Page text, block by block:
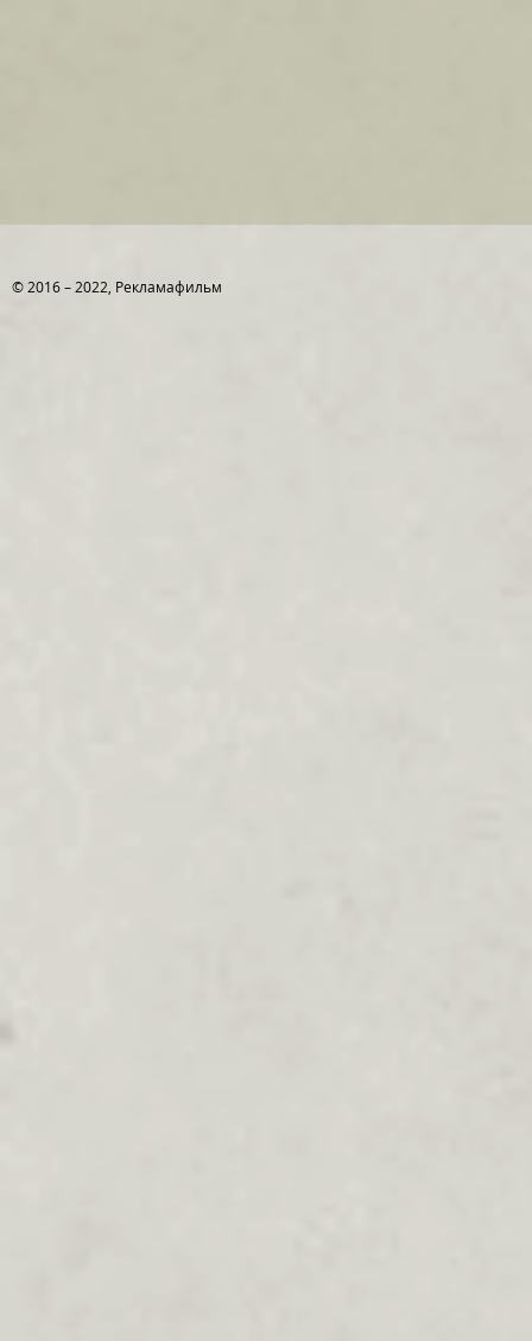
© 2016 – 2022, Рекламафильм